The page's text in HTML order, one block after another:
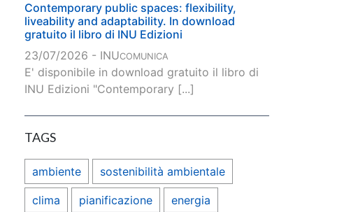
Contemporary public spaces: flexibility,
liveability and adaptability. In download
gratuito il libro di INU Edizioni
23/07/2026 - INUCOMUNICA
E' disponibile in download gratuito il libro di
INU Edizioni "Contemporary [...]
TAGS
ambiente sostenibilità ambientale
clima pianificazione energia